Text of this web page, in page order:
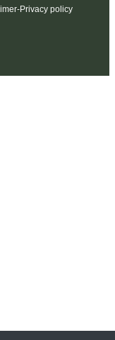
-Privacy policy